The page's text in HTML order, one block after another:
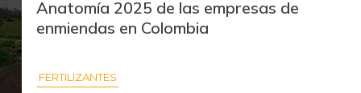
$ 32.097,00
Anatomía 2025 de las empresas de
enmiendas en Colombia
FERTILIZANTES